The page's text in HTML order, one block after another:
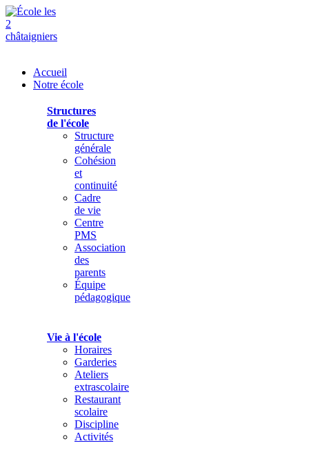
Accueil
Notre école
Structures
de l'école
Structure
générale
Cohésion
et
continuité
Cadre
de vie
Centre
PMS
Association
des
parents
Équipe
pédagogique
Vie à l'école
Horaires
Garderies
Ateliers
extrascolaire
Restaurant
scolaire
Discipline
Activités